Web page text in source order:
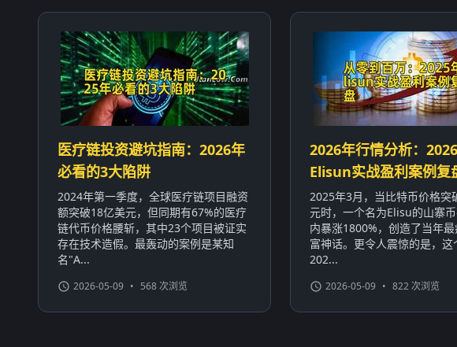
医疗链投资避坑指南：2026年
必看的3大陷阱
2024年第一季度，全球医疗链项目融资
额突破18亿美元，但同期有67%的医疗
链代币价格腰斩，其中23个项目被证实
存在技术造假。最轰动的案例是某知
名"A...
2026-05-09 • 568 次浏览
2026年行情分析：
Elisun实战盈利案例复
2025年3月，当比特币价格突
元时，一个名为Elisu的山寨
内暴涨1800%，创造了当年
富神话。更令人震惊的是，这
202...
2026-05-09 • 822 次浏览